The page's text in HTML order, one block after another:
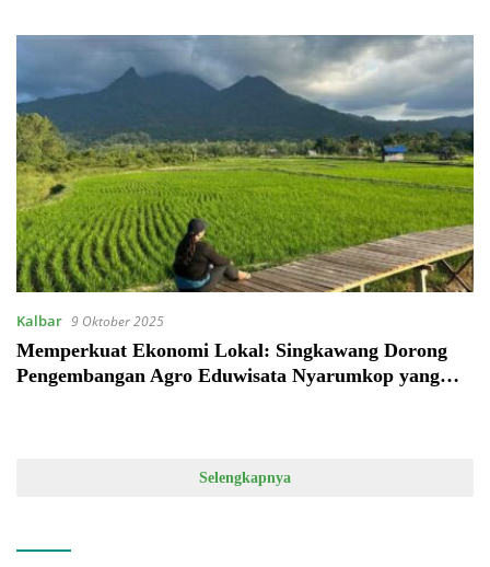
Kalbar 9 Oktober 2025
Memperkuat Ekonomi Lokal: Singkawang Dorong
Pengembangan Agro Eduwisata Nyarumkop yang
Selengkapnya